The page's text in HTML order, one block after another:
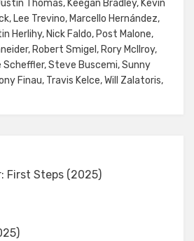
Thomas, Keegan Bradley, Kevin
, Lee Trevino, Marcello Hernández,
Herlihy, Nick Faldo, Post Malone,
, Robert Smigel , Rory McIlroy,
,Steve Buscemi,Sunny
Finau, Travis Kelce,Will Zalatoris,
First Steps (2025)